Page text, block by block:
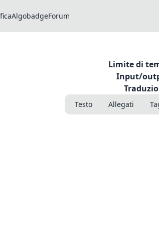
AlgobadgeForum
Limite di
Input/
Testo Allegati